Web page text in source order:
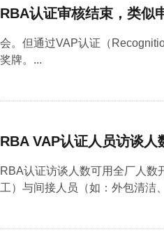
RBA认证审核结束，类似
会。但通过VAP认证（
奖牌。...
RBA VAP认证人员访谈人
RBA认证访谈人数可用全厂人数
工）与间接人员（如：外包清洁